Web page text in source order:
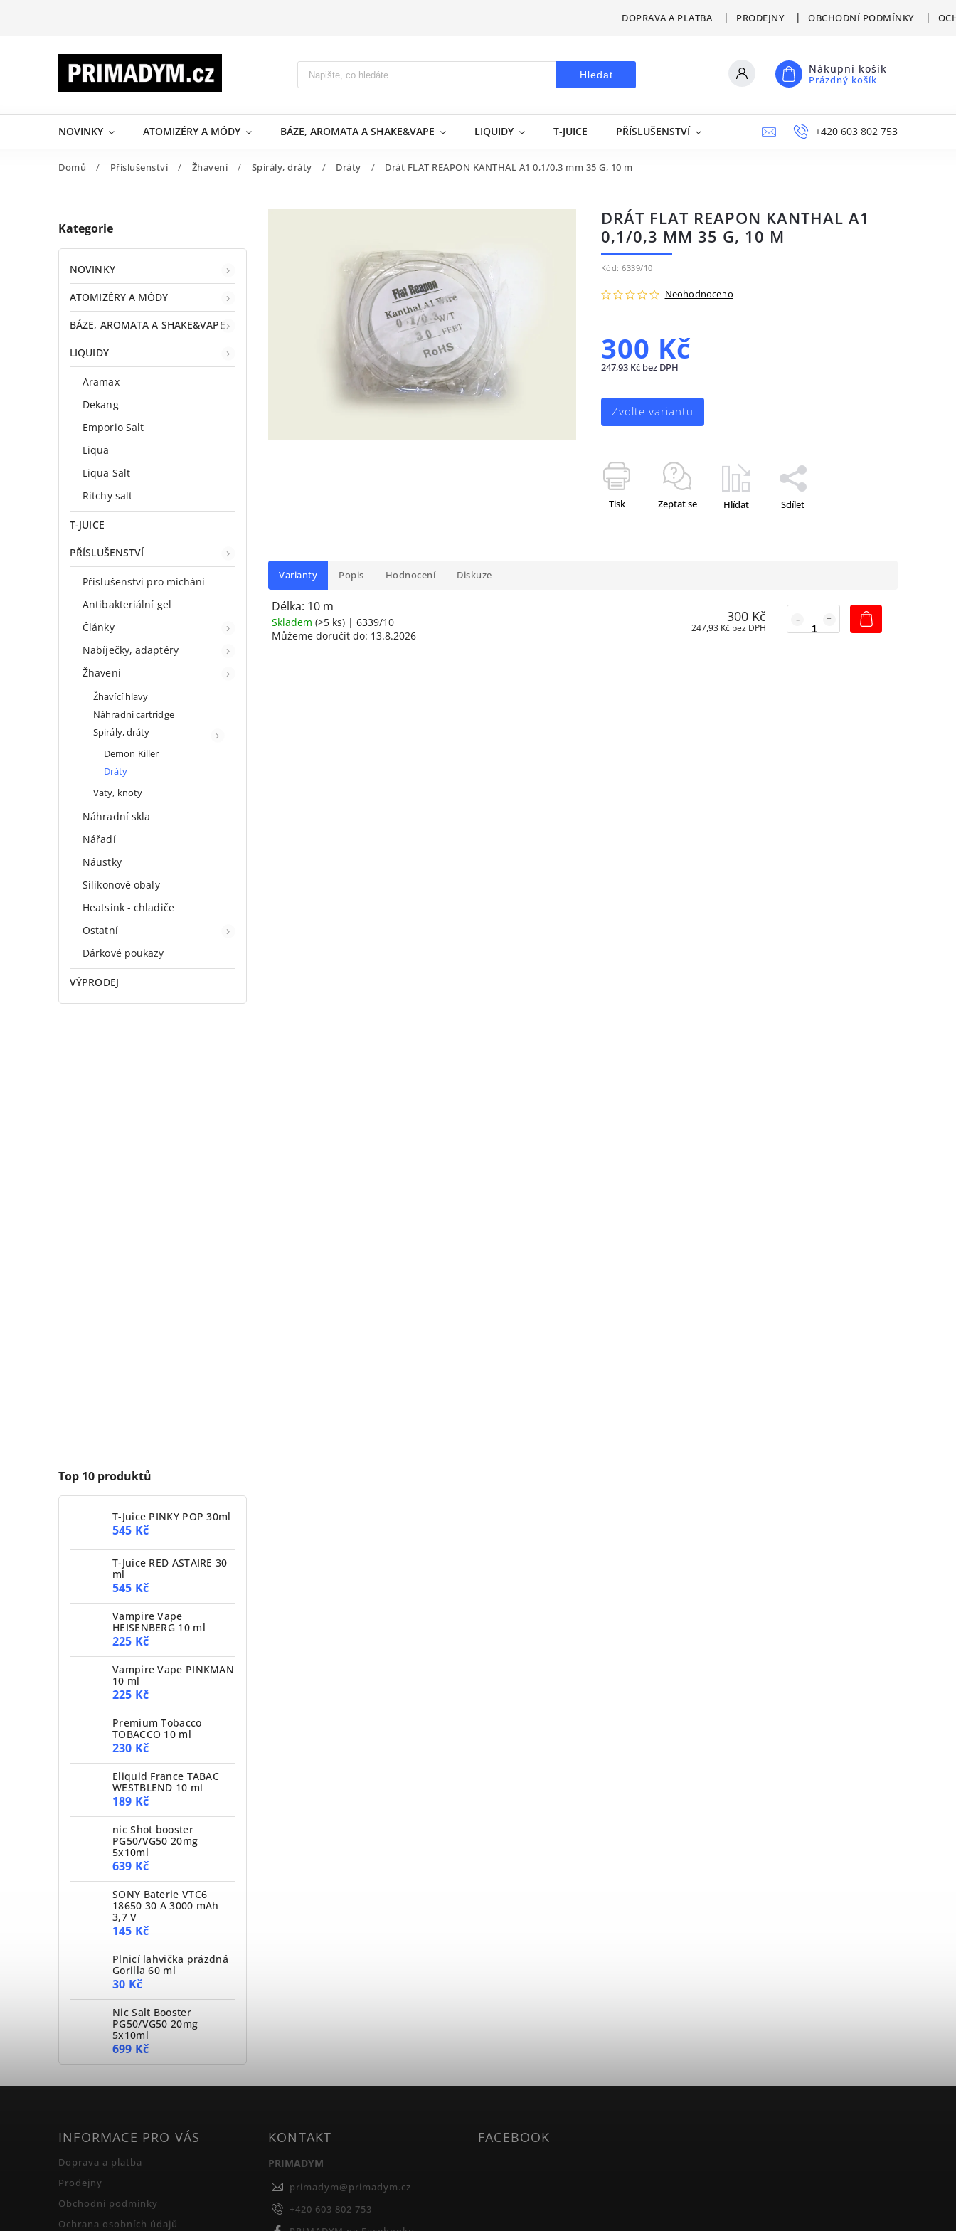
DOPRAVA A PLATBA PRODEJNY OBCHODNÍ PODMÍNKY
Hledat Nákupní košík
Prázdný košík
NOVINKY ATOMIZÉRY A MÓDY BÁZE, AROMATA A SHAKE&VAPE LIQUIDY T-JUICE PŘÍSLUŠENSTVÍ VÝPRODEJ NAPIŠTE NÁM
+420 603 802 753
Domů / Příslušenství / Žhavení / Spirály, dráty / Dráty / Drát FLAT REAPON KANTHAL A1 0,1/0,3 mm 35 G, 10 m
Kategorie
NOVINKY
ATOMIZÉRY A MÓDY
BÁZE, AROMATA A SHAKE&VAPE
LIQUIDY
Aramax
Dekang
Emporio Salt
Liqua
Liqua Salt
Ritchy salt
T-JUICE
PŘÍSLUŠENSTVÍ
Příslušenství pro míchání
Antibakteriální gel
Články
Nabíječky, adaptéry
Žhavení
Žhavící hlavy
Náhradní cartridge
Spirály, dráty
Demon Killer
Dráty
Vaty, knoty
Náhradní skla
Nářadí
Náustky
Silikonové obaly
Heatsink - chladiče
Ostatní
Dárkové poukazy
VÝPRODEJ
Top 10 produktů
T-Juice PINKY POP 30ml
545 Kč
T-Juice RED ASTAIRE 30
ml
545 Kč
Vampire Vape
HEISENBERG 10 ml
225 Kč
Vampire Vape PINKMAN
10 ml
225 Kč
Premium Tobacco
TOBACCO 10 ml
230 Kč
Eliquid France TABAC
WESTBLEND 10 ml
189 Kč
nic Shot booster
PG50/VG50 20mg
5x10ml
639 Kč
SONY Baterie VTC6
18650 30 A 3000 mAh
3,7 V
145 Kč
Plnicí lahvička prázdná
Gorilla 60 ml
30 Kč
Nic Salt Booster
PG50/VG50 20mg
5x10ml
699 Kč
DRÁT FLAT REAPON KANTHAL A1
0,1/0,3 MM 35 G, 10 M
Kód: 6339/10
Neohodnoceno
300 Kč
247,93 Kč bez DPH
Zvolte variantu
Tisk Zeptat se Hlídat Sdílet
Varianty Popis Hodnocení Diskuze
Délka: 10 m
Skladem (>5 ks) | 6339/10
Můžeme doručit do: 13.8.2026
300 Kč
247,93 Kč bez DPH
INFORMACE PRO VÁS
Doprava a platba
Prodejny
Obchodní podmínky
Ochrana osobních údajů
KONTAKT
PRIMADYM
primadym@primadym.cz
+420 603 802 753
FACEBOOK